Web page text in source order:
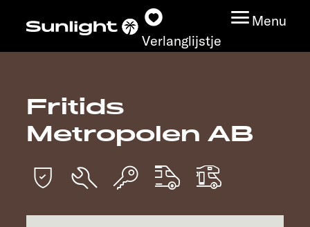
Verlanglijstje
Menu
Modeloverzicht
Vind jouw Sunlight
Fritids
Metropolen AB